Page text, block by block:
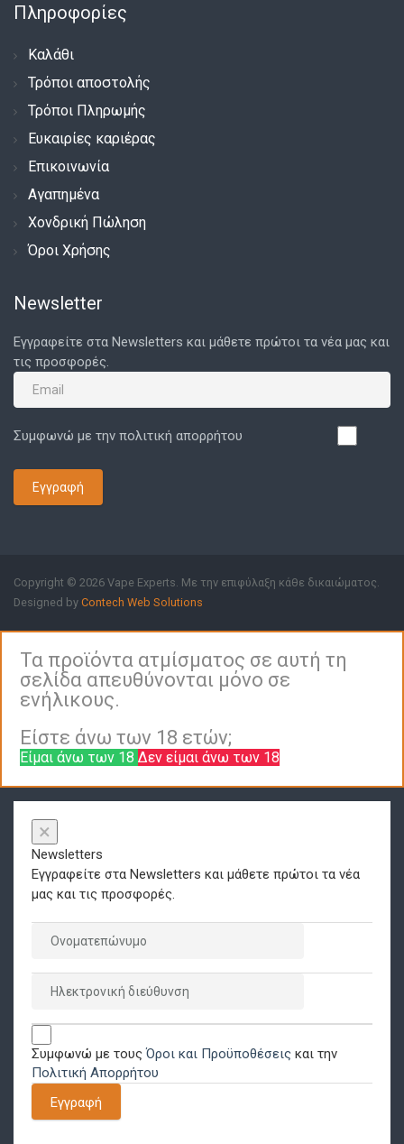
Πληροφορίες
Καλάθι
Τρόποι αποστολής
Τρόποι Πληρωμής
Ευκαιρίες καριέρας
Επικοινωνία
Αγαπημένα
Χονδρική Πώληση
Όροι Χρήσης
Newsletter
Εγγραφείτε στα Newsletters και μάθετε πρώτοι τα νέα μας και
τις προσφορές.
Συμφωνώ με την πολιτική απορρήτου
Εγγραφή
Copyright © 2026 Vape Experts. Με την επιφύλαξη κάθε δικαιώματος.
Designed by Contech Web Solutions
Τα προϊόντα ατμίσματος σε αυτή τη
σελίδα απευθύνονται μόνο σε
ενήλικους.
Είστε άνω των 18 ετών;
Είμαι άνω των 18 Δεν είμαι άνω των 18
×
Newsletters
Εγγραφείτε στα Newsletters και μάθετε πρώτοι τα νέα
μας και τις προσφορές.
Συμφωνώ με τουςΌροι και Προϋποθέσεις και την
Πολιτική Απορρήτου